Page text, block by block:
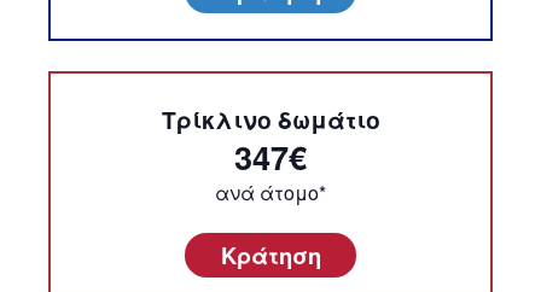
Τρίκλινο δωμάτιο
347€
ανά άτομο*
Κράτηση